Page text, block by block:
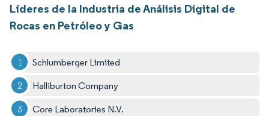
Líderes de la Industria de Análisis Digital de
Rocas en Petróleo y Gas
Schlumberger Limited
Halliburton Company
Core Laboratories N.V.